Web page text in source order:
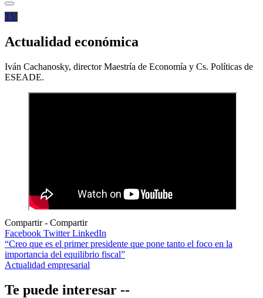
TV
Actualidad económica
Iván Cachanosky, director Maestría de Economía y Cs. Políticas de
ESEADE.
Compartir
Facebook TwitterLinkedIn
Navegación
de
“Creo que es el primer presidente que pone tanto el foco en la
importancia del equilibrio fiscal”
Actualidad empresarial
Te puede interesar --